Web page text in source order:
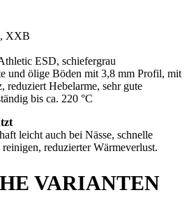
XXB
ESD, schiefergrau
und ölige Böden mit 3,8 mm Profil, mit
reduziert Hebelarme, sehr gute
bis ca. 220 °C
leicht auch bei Nässe, schnelle
reduzierter Wärmeverlust.
VARIANTEN